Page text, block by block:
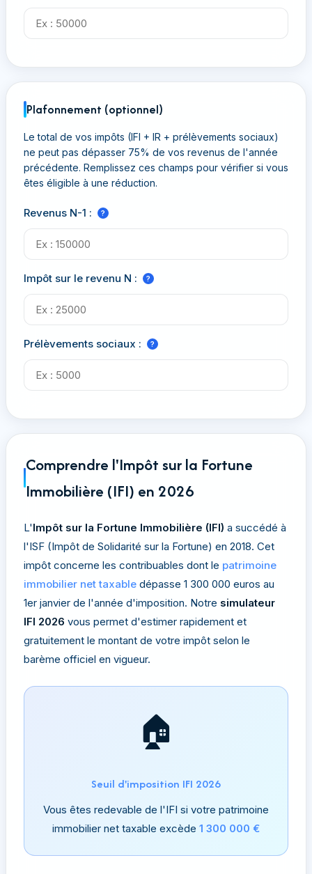
Plafonnement (optionnel)
Le total de vos impôts (IFI + IR + prélèvements sociaux)
ne peut pas dépasser 75% de vos revenus de l'année
précédente. Remplissez ces champs pour vérifier si vous
êtes éligible à une réduction.
Revenus N-1 : ?
Impôt sur le revenu N : ?
Prélèvements sociaux : ?
Comprendre l'Impôt sur la Fortune
Immobilière (IFI) en 2026
L'Impôt sur la Fortune Immobilière (IFI) a succédé à
l'ISF (Impôt de Solidarité sur la Fortune) en 2018. Cet
impôt concerne les contribuables dont le patrimoine
immobilier net taxable dépasse 1 300 000 euros au
1er janvier de l'année d'imposition. Notre simulateur
IFI 2026 vous permet d'estimer rapidement et
gratuitement le montant de votre impôt selon le
barème officiel en vigueur.
🏠
Seuil d'imposition IFI 2026
Vous êtes redevable de l'IFI si votre patrimoine
immobilier net taxable excède 1 300 000 €